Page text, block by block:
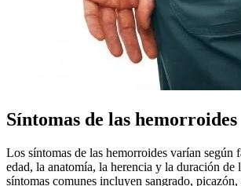
Síntomas de las hemorroides
Los síntomas de las hemorroides varían según
edad, la anatomía, la herencia y la duración de
síntomas comunes incluyen sangrado,